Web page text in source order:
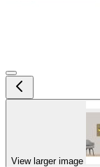
View larger image